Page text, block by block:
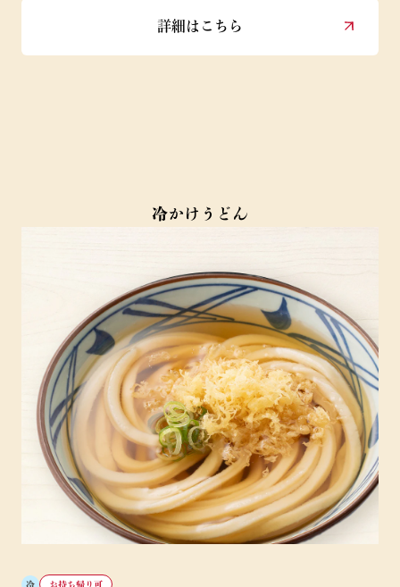
詳細はこちら
冷かけうどん
冷 お持ち帰り可